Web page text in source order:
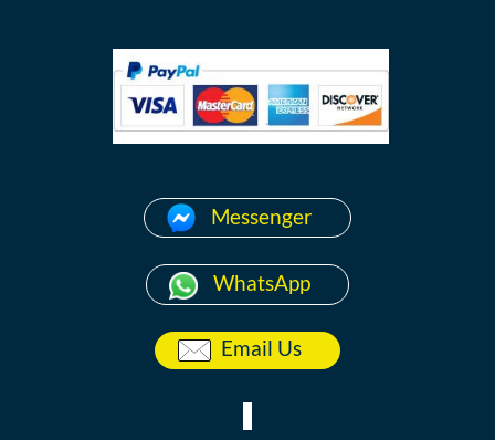
Messenger
WhatsApp
Email Us